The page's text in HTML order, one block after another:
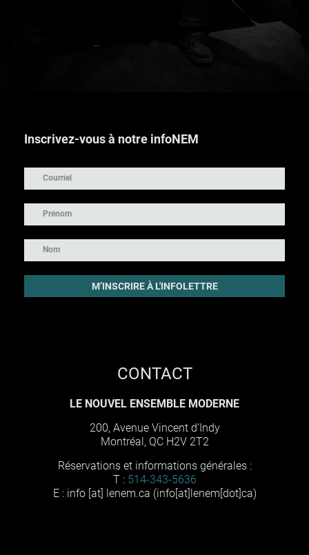
Inscrivez-vous à notre infoNEM
CONTACT
LE NOUVEL ENSEMBLE MODERNE
200, Avenue Vincent d’Indy
Montréal, QC H2V 2T2
Réservations et informations générales :
T : 514-343-5636
E : info[at] lenem.ca (info[at]lenem[dot]ca)